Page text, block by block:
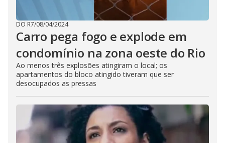
DO R7/08/04/2024
Carro pega fogo e explode em
condomínio na zona oeste do Rio
Ao menos três explosões atingiram o local; os
apartamentos do bloco atingido tiveram que ser
desocupados as pressas